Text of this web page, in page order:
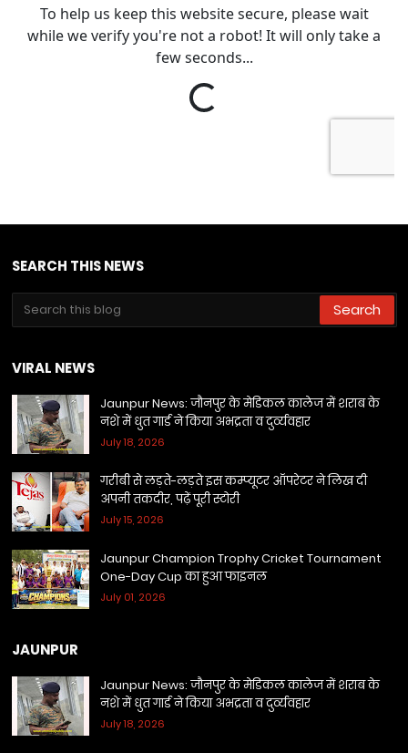
SEARCH THIS NEWS
VIRAL NEWS
Jaunpur News: जौनपुर के मेडिकल कालेज में शराब के
नशे में धुत गार्ड ने किया अभद्रता व दुर्व्यवहार
July 18, 2026
गरीबी से लड़ते-लड़ते इस कम्प्यूटर ऑपरेटर ने लिख दी
अपनी तकदीर, पढ़ें पूरी स्टोरी
July 15, 2026
Jaunpur Champion Trophy Cricket Tournament
One-Day Cup का हुआ फाइनल
July 01, 2026
JAUNPUR
Jaunpur News: जौनपुर के मेडिकल कालेज में शराब के
नशे में धुत गार्ड ने किया अभद्रता व दुर्व्यवहार
July 18, 2026